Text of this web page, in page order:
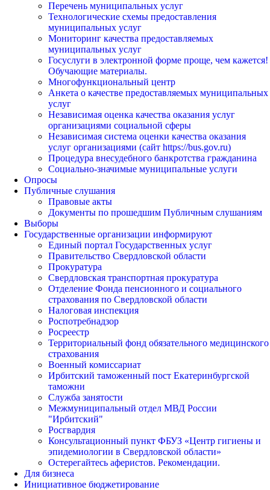
Перечень муниципальных услуг
Технологические схемы предоставления
муниципальных услуг
Мониторинг качества предоставляемых
муниципальных услуг
Госуслуги в электронной форме проще, чем кажется!
Обучающие материалы.
Многофункциональный центр
Анкета о качестве предоставляемых муниципальных
услуг
Независимая оценка качества оказания услуг
организациями социальной сферы
Независимая система оценки качества оказания
услуг организациями (сайт https://bus.gov.ru)
Процедура внесудебного банкротства гражданина
Социально-значимые муниципальные услуги
Опросы
Публичные слушания
Правовые акты
Документы по прошедшим Публичным слушаниям
Выборы
Государственные организации информируют
Единый портал Государственных услуг
Правительство Свердловской области
Прокуратура
Свердловская транспортная прокуратура
Отделение Фонда пенсионного и социального
страхования по Свердловской области
Налоговая инспекция
Роспотребнадзор
Росреестр
Территориальный фонд обязательного медицинского
страхования
Военный комиссариат
Ирбитский таможенный пост Екатеринбургской
таможни
Служба занятости
Межмуниципальный отдел МВД России
"Ирбитский"
Росгвардия
Консультационный пункт ФБУЗ «Центр гигиены и
эпидемиологии в Свердловской области»
Остерегайтесь аферистов. Рекомендации.
Для бизнеса
Инициативное бюджетирование